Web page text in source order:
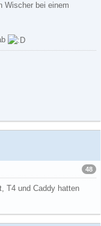
Wischer bei einem
48
T4 und Caddy hatten